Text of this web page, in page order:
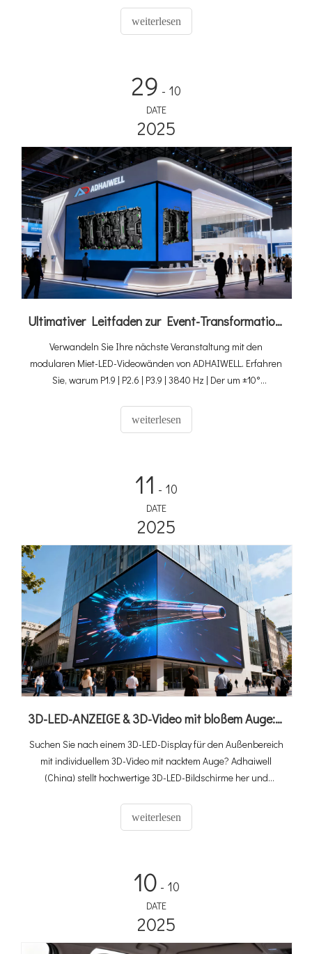
Zuverlässigkeit und minimale Ausfallzeiten gewährleisten
und so kontinuierliche Sponsoreneinnahmen und ein
weiterlesen
29 - 10
DATE
2025
Ultimativer Leitfaden zur Event-Transformation: Wie die modularen Miet-LED-Videowände von ADHAIWELL unvergessliche Bilder liefern
Verwandeln Sie Ihre nächste Veranstaltung mit den
modularen Miet-LED-Videowänden von ADHAIWELL. Erfahren
Sie, warum P1.9 | P2.6 | P3.9 | 3840 Hz | Der um ±10°
beeindruckende visuelle Darstellungen unerlässlich.
weiterlesen
11 - 10
DATE
2025
3D-LED-ANZEIGE & 3D-Video mit bloßem Auge: Ultimativer Kaufratgeber + Chinas Top-Lösung
Suchen Sie nach einem 3D-LED-Display für den Außenbereich
mit individuellem 3D-Video mit nacktem Auge? Adhaiwell
(China) stellt hochwertige 3D-LED-Bildschirme her und
erfahren Sie hier Spezifikationen, ROI und Installationstipps.
weiterlesen
10 - 10
DATE
2025